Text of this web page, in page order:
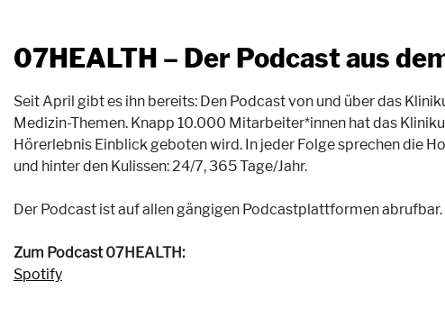
07HEALTH – Der Podcast aus
Seit April gibt es ihn bereits: Den Podcast von und über das
Medizin-Themen. Knapp 10.000 Mitarbeiter*innen hat das
Hörerlebnis Einblick geboten wird. In jeder Folge sprechen die
und hinter den Kulissen: 24/7, 365 Tage/Jahr.
Der Podcast ist auf allen gängigen Podcastplattformen abrufbar.
Zum Podcast 07HEALTH:
Spotify